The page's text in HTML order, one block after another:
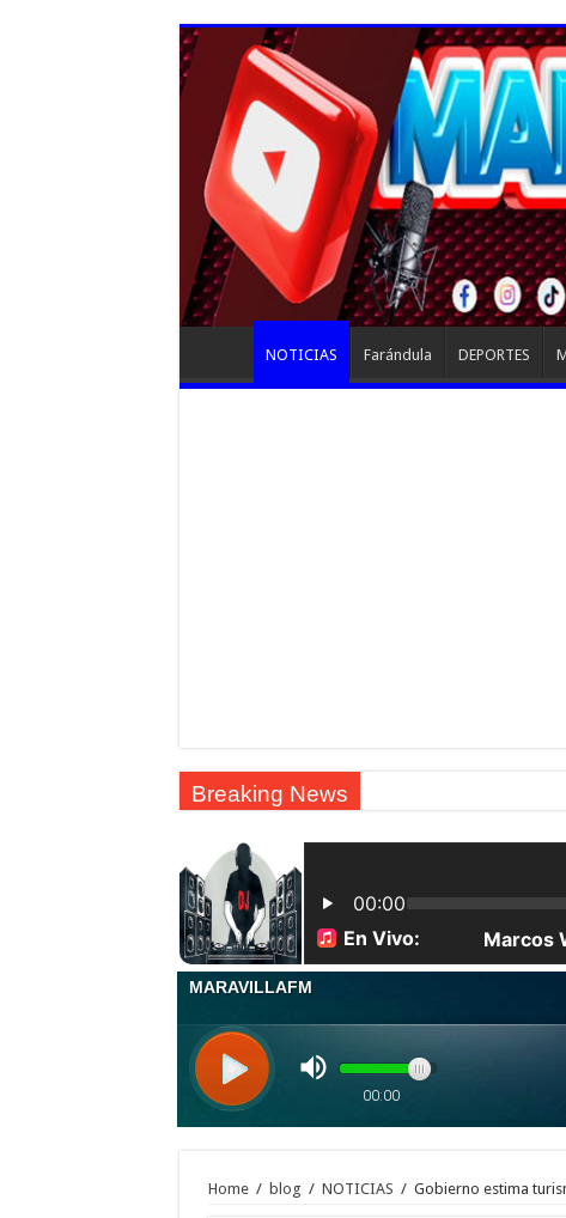
NOTICIAS Farándula DEPORTES
Breaking News
El Instituto Duartiano inaugura la primera estatua
| Los indocumentados fueron encontrados escondidos en
Toronto acaba de romper récords con más de 46-60 cm
Maestros frente a las pizarras, estudiantes con
| Apunta estos lugares en tu lista de viajes para este
| Una patrulla de la Policía Nacional se llevó por segunda
Feliz navidad les desea jey one y su familia
Home / blog / NOTICIAS / Gobierno estima